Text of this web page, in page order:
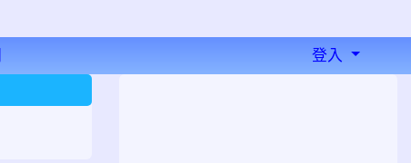
登入